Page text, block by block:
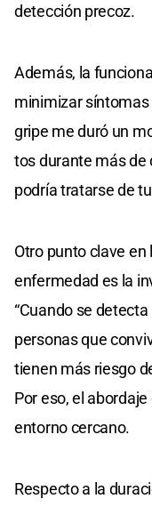
detección precoz.
Además, la
minimizar síntomas
gripe me duró un
tos durante más de
podría tratarse de
Otro punto clave
enfermedad es la
“Cuando se
personas que
tienen más riesgo
Por eso, el
entorno cercano.
Respecto a la